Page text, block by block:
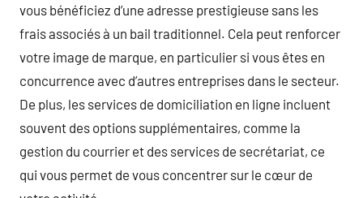
vous bénéficiez d’une adresse prestigieuse sans les
frais associés à un bail traditionnel. Cela peut renforcer
votre image de marque, en particulier si vous êtes en
concurrence avec d’autres entreprises dans le secteur.
De plus, les services de domiciliation en ligne incluent
souvent des options supplémentaires, comme la
gestion du courrier et des services de secrétariat, ce
qui vous permet de vous concentrer sur le cœur de